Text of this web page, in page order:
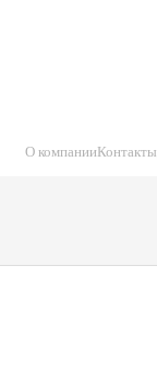
О компанииКонтакты